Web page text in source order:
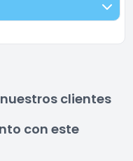
clientes
con este